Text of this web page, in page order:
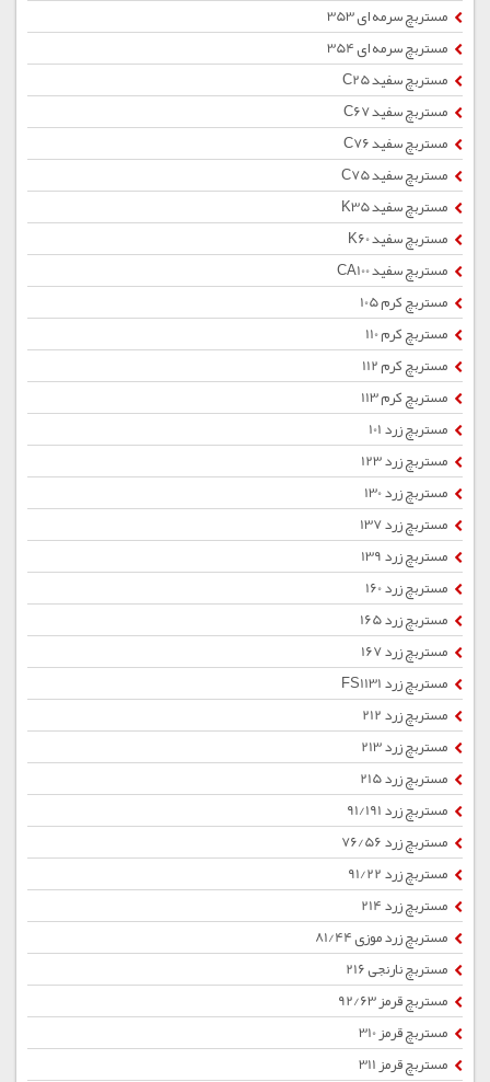
مستربچ سرمه ای 353
مستربچ سرمه ای 354
مستربچ سفید C25
مستربچ سفید C67
مستربچ سفید C76
مستربچ سفید C75
مستربچ سفید K35
مستربچ سفید K60
مستربچ سفید CA100
مستربچ کرم 105
مستربچ کرم 110
مستربچ کرم 112
مستربچ کرم 113
مستربچ زرد 101
مستربچ زرد 123
مستربچ زرد 130
مستربچ زرد 137
مستربچ زرد 139
مستربچ زرد 160
مستربچ زرد 165
مستربچ زرد 167
مستربچ زرد FS1131
مستربچ زرد 212
مستربچ زرد 213
مستربچ زرد 215
مستربچ زرد 91/191
مستربچ زرد 76/56
مستربچ زرد 91/22
مستربچ زرد 214
مستربچ زرد موزی 81/44
مستربچ نارنجی 216
مستربچ قرمز 92/63
مستربچ قرمز 310
مستربچ قرمز 311